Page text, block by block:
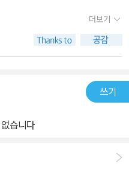
도록 중시조나 장시조가 아닌
펴낼 예정입니다.
히 알고 있는 무궁화 꽃이 피
부는 하지 않았지만, 그래도 기
습니다. 동심으
예쁜 동시조집 국어 교과서에도
더보기
쓰기
습니다